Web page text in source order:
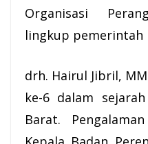
Organisasi
lingkup pemerintah
drh. Hairul Jibril,
ke-6 dalam
Barat.